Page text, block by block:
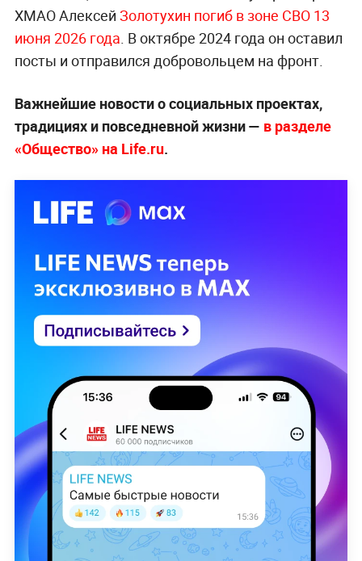
ХМАО Алексей Золотухин погиб в зоне СВО 13
июня 2026 года . В октябре 2024 года он оставил
посты и отправился добровольцем на фронт.
Важнейшие новости о социальных проектах,
традициях и повседневной жизни — в разделе
«Общество» на Life.ru.